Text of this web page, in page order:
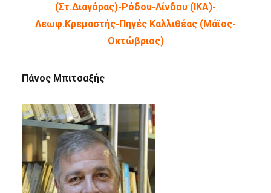
(Στ.Διαγόρας)-Ρόδου-Λίνδου (ΙΚΑ)-
Λεωφ.Κρεμαστής-Πηγές Καλλιθέας (Μάϊος-
Οκτώβριος)
Πάνος Μπιτσαξής